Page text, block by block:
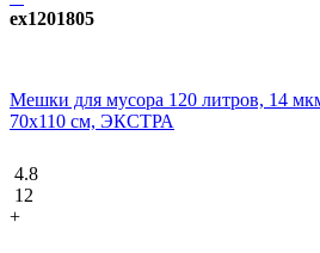
ex1201805
Мешки для мусора 120 литров, 14
70х110 см, ЭКСТРА
4.8
12
+